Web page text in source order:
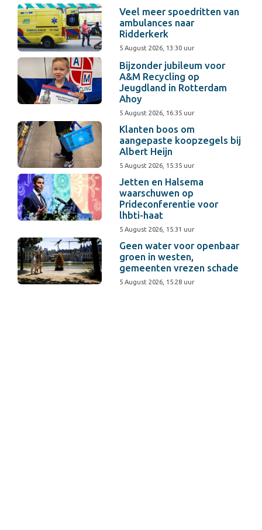
Veel meer spoedritten van
ambulances naar
Ridderkerk
5 August 2026, 13:30 uur
Bijzonder jubileum voor
A&M Recycling op
Jeugdland in Rotterdam
Ahoy
5 August 2026, 16:35 uur
Klanten boos om
aangepaste koopzegels bij
Albert Heijn
5 August 2026, 15:35 uur
Jetten en Halsema
waarschuwen op
Prideconferentie voor
lhbti-haat
5 August 2026, 15:31 uur
Geen water voor openbaar
groen in westen,
gemeenten vrezen schade
5 August 2026, 15:28 uur